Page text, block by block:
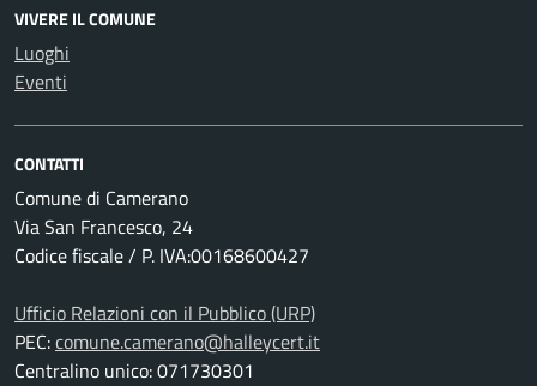
VIVERE IL COMUNE
Luoghi
Eventi
CONTATTI
Comune di Camerano
Via San Francesco, 24
Codice fiscale / P. IVA:00168600427
Ufficio Relazioni con il Pubblico (URP)
PEC:comune.camerano@halleycert.it
Centralino unico: 071730301